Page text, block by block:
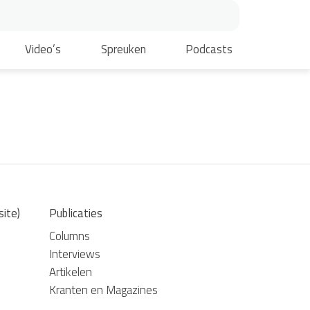
Video’s Spreuken Podcasts
Publicaties
Columns
Interviews
Artikelen
Kranten en Magazines